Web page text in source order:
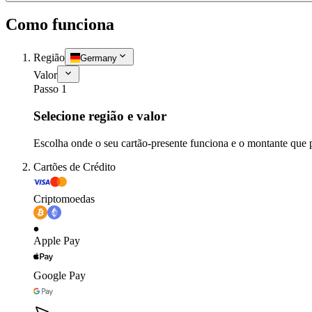
Como funciona
Região Germany
Valor
Passo 1
Selecione região e valor
Escolha onde o seu cartão-presente funciona e o montante que
Cartões de Crédito
Criptomoedas
Apple Pay
Google Pay